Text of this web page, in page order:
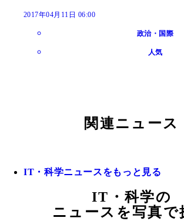
2017年04月11日 06:00
政治・国際
人気
関連ニュース
IT・科学ニュースをもっと見る
IT・科学の
ニュースを写真で